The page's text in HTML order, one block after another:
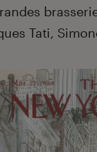
Tati,